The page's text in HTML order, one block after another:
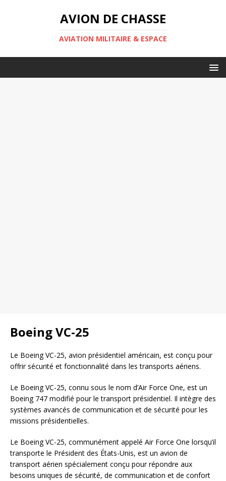
AVION DE CHASSE
AVIATION MILITAIRE & ESPACE
Boeing VC-25
Le Boeing VC-25, avion présidentiel américain, est conçu pour
offrir sécurité et fonctionnalité dans les transports aériens.
Le Boeing VC-25, connu sous le nom d’Air Force One, est un
Boeing 747 modifié pour le transport présidentiel. Il intègre des
systèmes avancés de communication et de sécurité pour les
missions présidentielles.
Le Boeing VC-25, communément appelé Air Force One lorsqu’il
transporte le Président des États-Unis, est un avion de
transport aérien spécialement conçu pour répondre aux
besoins uniques de sécurité, de communication et de confort